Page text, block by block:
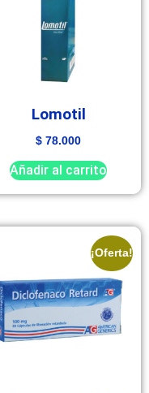
Lomotil
$ 78.000
Añadir al carrito
¡Oferta!